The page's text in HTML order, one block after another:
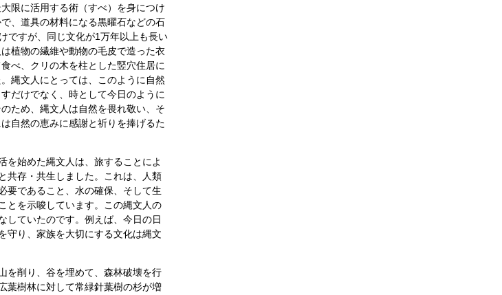
限に活用する術（すべ）を身につけ
、道具の材料になる黒曜石などの石
ですが、同じ文化が1万年以上も長い
植物の繊維や動物の毛皮で造った衣
べ、クリの木を柱とした竪穴住居に
縄文人にとっては、このように自然
だけでなく、時として今日のように
のため、縄文人は自然を畏れ敬い、そ
自然の恵みに感謝と祈りを捧げるた
始めた縄文人は、旅することによ
共存・共生しました。
これは、人類
要であること、水の確保、そして生
を示唆しています。
この縄文人の
していたのです。例えば、今日の日
守り、家族を大切にする文化は縄文
を削り、谷を埋めて、森林破壊を行
葉樹林に対して常緑針葉樹の杉が増